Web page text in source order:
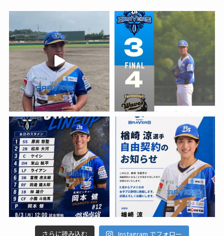
さらに読み込む Instagram でフォロー